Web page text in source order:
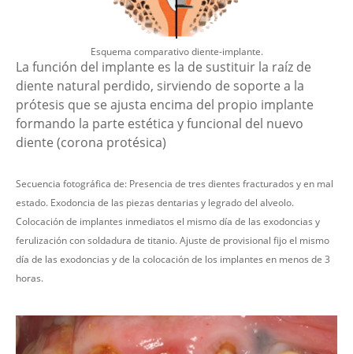
Esquema comparativo diente-implante.
La función del implante es la de sustituir la raíz de
diente natural perdido, sirviendo de soporte a la
prótesis que se ajusta encima del propio implante
formando la parte estética y funcional del nuevo
diente (corona protésica)
Secuencia fotográfica de: Presencia de tres dientes fracturados y en mal
estado. Exodoncia de las piezas dentarias y legrado del alveolo.
Colocación de implantes inmediatos el mismo día de las exodoncias y
ferulización con soldadura de titanio. Ajuste de provisional fijo el mismo
día de las exodoncias y de la colocación de los implantes en menos de 3
horas.